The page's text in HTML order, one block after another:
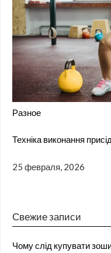
Разное
Техніка виконання
25 февраля, 2026
Свежие записи
Чому слід купувати